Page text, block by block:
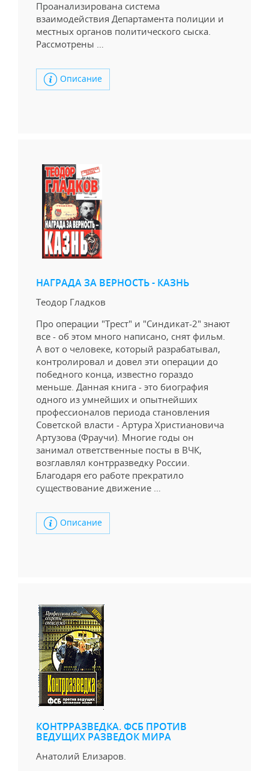
Проанализирована система
взаимодействия Департамента полиции и
местных органов политического сыска.
Рассмотрены …
Описание
НАГРАДА ЗА ВЕРНОСТЬ - КАЗНЬ
Теодор Гладков
Про операции "Трест" и "Синдикат-2" знают
все - об этом много написано, снят фильм.
А вот о человеке, который разрабатывал,
контролировал и довел эти операции до
победного конца, известно гораздо
меньше. Данная книга - это биография
одного из умнейших и опытнейших
профессионалов периода становления
Советской власти - Артура Христиановича
Артузова (Фраучи). Многие годы он
занимал ответственные посты в ВЧК,
возглавлял контрразведку России.
Благодаря его работе прекратило
существование движение …
Описание
КОНТРРАЗВЕДКА. ФСБ ПРОТИВ
ВЕДУЩИХ РАЗВЕДОК МИРА
Анатолий Елизаров.